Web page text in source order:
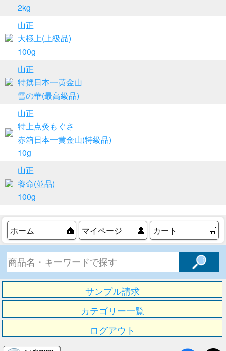
2kg
山正
大極上(上級品)
100g
山正
特撰日本一黄金山
雪の華(最高級品)
山正
特上点灸もぐさ
赤箱日本一黄金山(特級品)
10g
山正
養命(並品)
100g
ホーム マイページ カート
サンプル請求
カテゴリー一覧
ログアウト